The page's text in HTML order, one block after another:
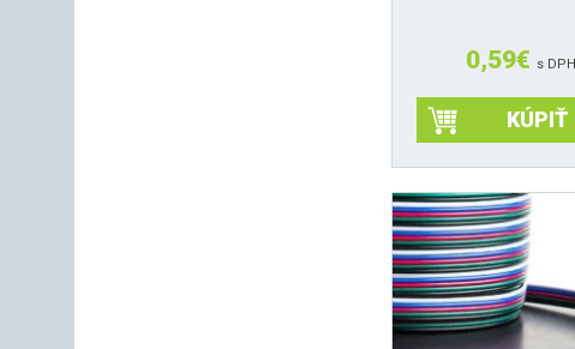
0,59€ s DPH
KÚPIŤ